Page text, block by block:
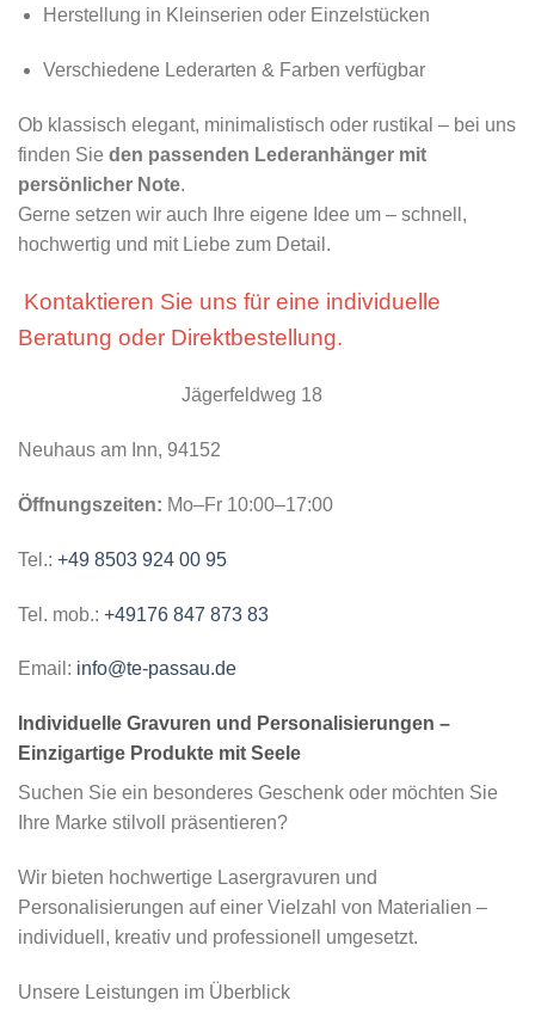
Herstellung in Kleinserien oder Einzelstücken
Verschiedene Lederarten & Farben verfügbar
Ob klassisch elegant, minimalistisch oder rustikal – bei uns
finden Sie den passenden Lederanhänger mit
persönlicher Note.
Gerne setzen wir auch Ihre eigene Idee um – schnell,
hochwertig und mit Liebe zum Detail.
Kontaktieren Sie uns für eine individuelle
Beratung oder Direktbestellung.
Jägerfeldweg 18
Neuhaus am Inn, 94152
Öffnungszeiten: Mo–Fr 10:00–17:00
Tel.: +49 8503 924 00 95
Tel. mob.: +49176 847 873 83
Email: info@te-passau.de
Individuelle Gravuren und Personalisierungen –
Einzigartige Produkte mit Seele
Suchen Sie ein besonderes Geschenk oder möchten Sie
Ihre Marke stilvoll präsentieren?
Wir bieten hochwertige Lasergravuren und
Personalisierungen auf einer Vielzahl von Materialien –
individuell, kreativ und professionell umgesetzt.
Unsere Leistungen im Überblick